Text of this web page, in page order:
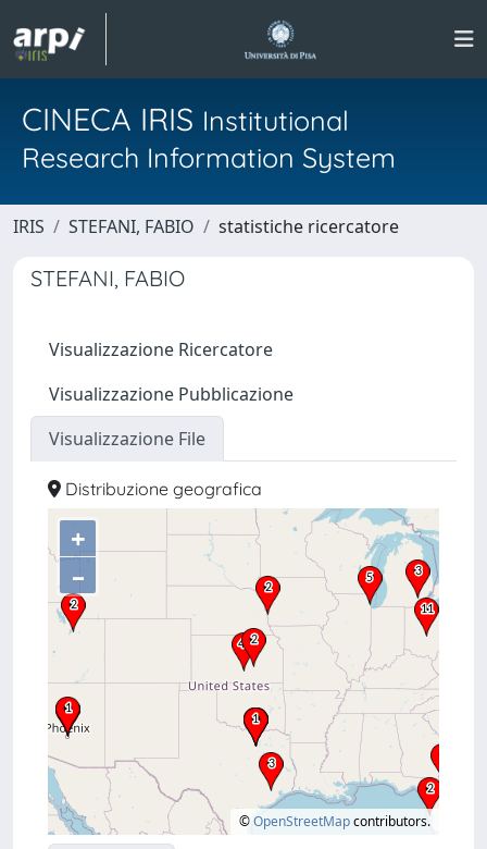
CINECA IRIS Institutional
Research Information System
IRIS STEFANI, FABIO statistiche ricercatore
STEFANI, FABIO
Visualizzazione Ricercatore
Visualizzazione Pubblicazione
Visualizzazione File
Distribuzione geografica
+
–
©OpenStreetMapcontributors.